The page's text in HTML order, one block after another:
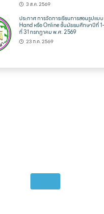
3 ส.ค. 2569
ประกาศ การจัดการเรียนการสอนรูปแบ
Hand หรือ Online ชั้นมัธยมศึกษาปีที่
ที่ 31 กรกฏาคม พ.ศ. 2569
23 ก.ค. 2569